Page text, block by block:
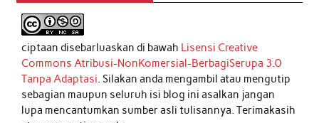
ciptaan disebarluaskan di bawah Lisensi Creative
Commons Atribusi-NonKomersial-BerbagiSerupa 3.0
Tanpa Adaptasi. Silakan anda mengambil atau mengutip
sebagian maupun seluruh isi blog ini asalkan jangan
lupa mencantumkan sumber asli tulisannya. Terimakasih